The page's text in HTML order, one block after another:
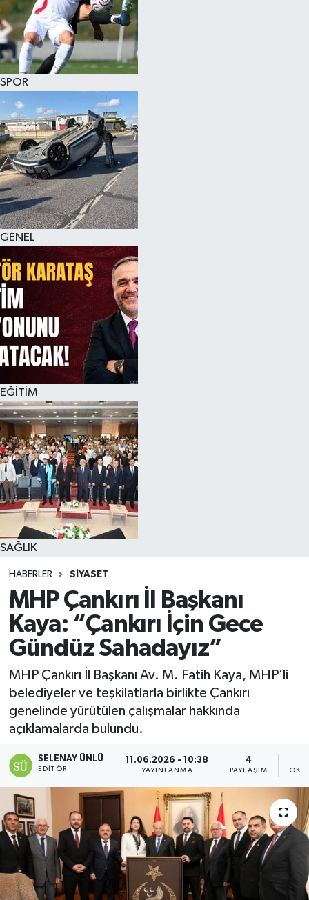
SPOR
GENEL
EĞİTİM
SAĞLIK
HABERLER SİYASET
MHP Çankırı İl Başkanı
Kaya: “Çankırı İçin Gece
Gündüz Sahadayız”
MHP Çankırı İl Başkanı Av. M. Fatih Kaya, MHP’li
belediyeler ve teşkilatlarla birlikte Çankırı
genelinde yürütülen çalışmalar hakkında
açıklamalarda bulundu.
SELENAY ÜNLÜ
EDITÖR
11.06.2026 - 10:38
YAYINLANMA
4
PAYLAŞIM
KÜLTÜR SANAT
MAGAZİN
SAĞLIK
SİYASET
SPOR
TEKNOLOJİ
YAŞAM